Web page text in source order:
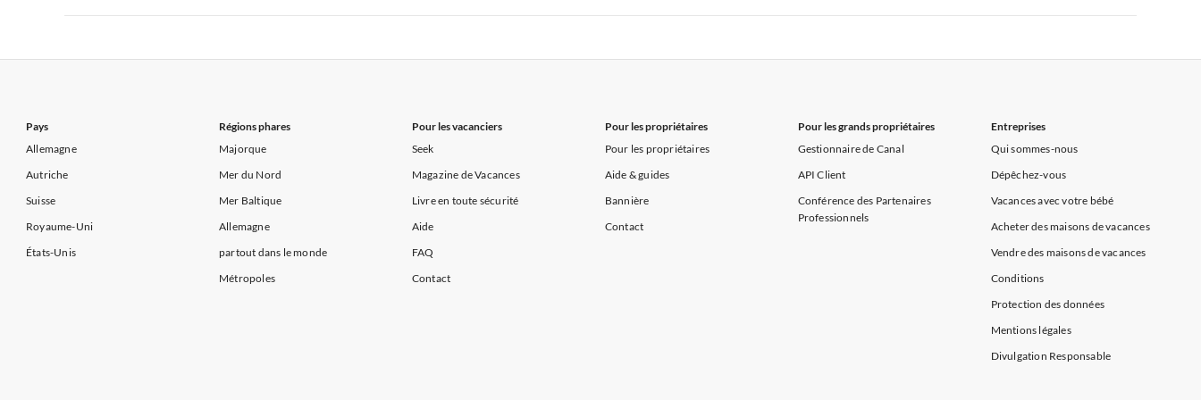
Appartements de Vacances à Côte atlantique Appartements de Vacances à la Normandie Appartements de Vacances à Sud de la France Appartements de Vacances à Provence
Pays
Allemagne
Autriche
Suisse
Royaume-Uni
États-Unis
Régions phares
Majorque
Mer du Nord
Mer Baltique
Allemagne
partout dans le monde
Métropoles
Pour les vacanciers
Seek
Magazine de Vacances
Livre en toute sécurité
Aide
FAQ
Contact
Pour les propriétaires
Pour les propriétaires
Aide & guides
Bannière
Contact
Pour les grands propriétaires
Gestionnaire de Canal
API Client
Conférence des Partenaires
Professionnels
Entreprises
Qui sommes-nous
Dépêchez-vous
Vacances avec votre bébé
Acheter des maisons de vacances
Vendre des maisons de vacances
Conditions
Protection des données
Mentions légales
Divulgation Responsable